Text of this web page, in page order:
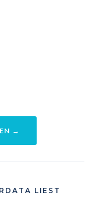
→
LIEST